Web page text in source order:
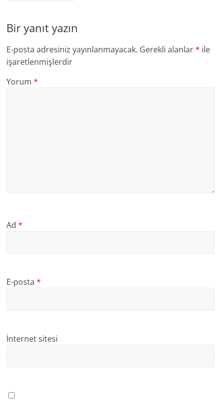
Bir yanıt yazın
E-posta adresiniz yayınlanmayacak. Gerekli alanlar* ile
işaretlenmişlerdir
Yorum*
Ad*
E-posta*
İnternet sitesi